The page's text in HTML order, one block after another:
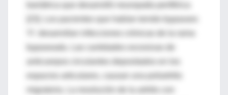
bariátrica que desarrolló neuropatía periférica
[23]. Los pacientes que habían tenido bypasses
bypaseada. Las cantidades excesivas de
espacios articulares, causan una poliartritis
migratoria. La resolución de la artritis con